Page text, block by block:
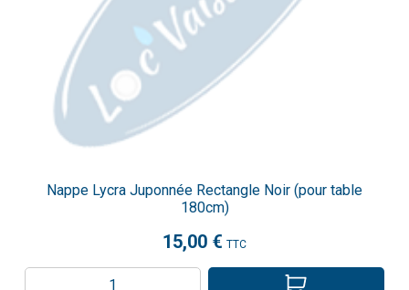
Nappe Lycra Juponnée Rectangle Noir (pour table
180cm)
15,00 € TTC